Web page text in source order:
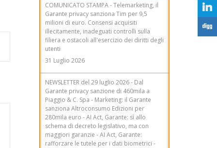
NEWSLETTER del 29 luglio 2026 - Dal
Garante privacy sanzione di 460mila a
Piaggio & C. Spa - Marketing: il Garante
sanziona Altroconsumo Edizioni per
280mila euro - AI Act, Garante: sì allo
schema di decreto legislativo, ma con
maggiori garanzie - AI Act, Garante:
rafforzare le tutele per i dati biometrici -
Data breach, il Garante sanziona la Città
Metropolitana di Sassari
29 Luglio 2026
COMUNICATO STAMPA - Il Garante privacy
sanziona Lusha per 2 milioni di euro.
Monitorati e in vendita i dati di un elevato
numero di persone
j
F